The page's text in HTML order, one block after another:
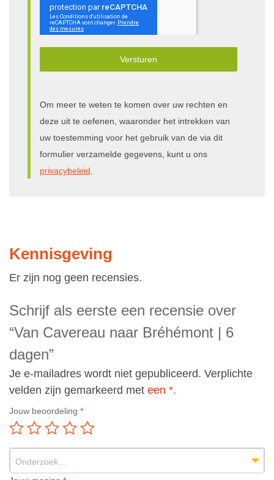
Versturen
Om meer te weten te komen over uw rechten en
deze uit te oefenen, waaronder het intrekken van
uw toestemming voor het gebruik van de via dit
formulier verzamelde gegevens, kunt u ons
privacybeleid
Kennisgeving
Er zijn nog geen recensies.
Schrijf als eerste een recensie over
“Van Cavereau naar Bréhémont | 6
dagen”
Je e-mailadres wordt niet gepubliceerd. Verplichte
velden zijn gemarkeerd met een *.
Jouw beoordeling *
Onderzoek...